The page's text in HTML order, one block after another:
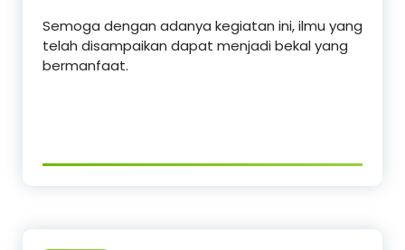
Semoga dengan adanya kegiatan ini, ilmu yang
telah disampaikan dapat menjadi bekal yang
bermanfaat.